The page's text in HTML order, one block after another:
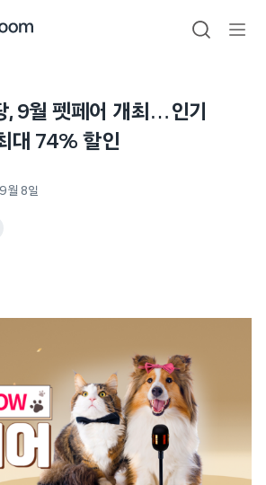
검색
, 9월 펫페어 개최…인기
대 74% 할인
월 8일